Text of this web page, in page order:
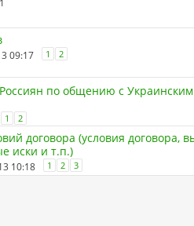
09:17 1 2
по общению с
1 2
договора (условия договора,
иски и т.п.)
10:18 1 2 3